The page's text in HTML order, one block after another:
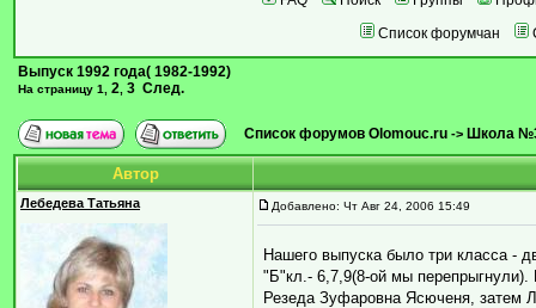
Список форумчан
Выпуск 1992 года( 1982-1992)
На страницу 1 2 3 След.
Список форумов Olomouc.ru -> Школа
Автор
Лебедева Татьяна Добавлено: Чт Авг 24, 2006 15:49
Нашего выпуска было три класса -
"Б"кл.- 6,7,9(8-ой мы
Резеда Зуфаровна Ясюченя, затем